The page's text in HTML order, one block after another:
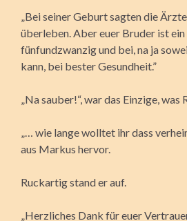
„Bei seiner Geburt sagten die
überleben. Aber euer Bruder ist
fünfundzwanzig und bei, na ja
kann, bei bester Gesundheit.”
„Na sauber!“, war das Einzige, was
„… wie lange wolltet ihr dass
aus Markus hervor.
Ruckartig stand er auf.
„Herzliches Dank für euer